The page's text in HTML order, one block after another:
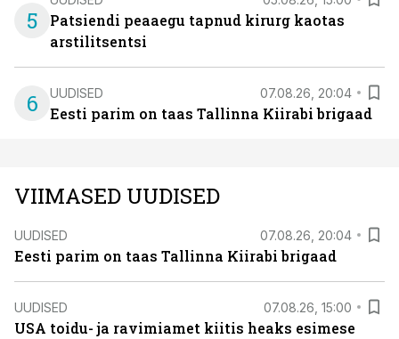
5
Patsiendi peaaegu tapnud kirurg kaotas
arstilitsentsi
6 UUDISED 07.08.26, 20:04
Eesti parim on taas Tallinna Kiirabi brigaad
VIIMASED UUDISED
UUDISED 07.08.26, 20:04
Eesti parim on taas Tallinna Kiirabi brigaad
UUDISED 07.08.26, 15:00
USA toidu- ja ravimiamet kiitis heaks esimese